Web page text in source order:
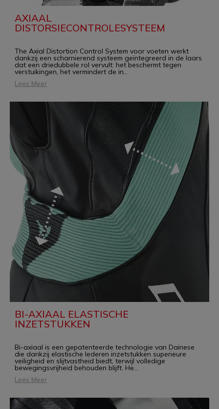
AXIAAL
DISTORSIECONTROLESYSTEEM
The Axial Distortion Control System voor voeten werkt
dankzij een scharnierend systeem geïntegreerd in de laars
dat een driedubbele rol vervult: het beschermt tegen
verstuikingen, het vermindert de in...
Lees Meer
BI-AXIAAL ELASTISCHE
INZETSTUKKEN
Bi-axiaal is een gepatenteerde technologie van Dainese
die dankzij elastische lederen inzetstukken superieure
veiligheid en slijtvastheid biedt, terwijl volledige
bewegingsvrijheid behouden blijft. He...
Lees Meer